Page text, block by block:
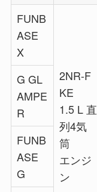
FUNB
ASE
X
2NR-F
KE
1.5 L 直
列4気
筒
エンジ
ン
G GL
AMPE
R
FUNB
ASE
G